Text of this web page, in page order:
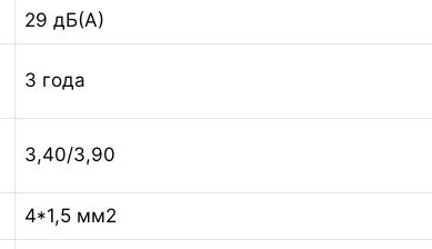
29 дБ(А)
3 года
3,40/3,90
4*1,5 мм2